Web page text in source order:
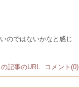
のではないかなと感じ
の記事のURL コメント(0)